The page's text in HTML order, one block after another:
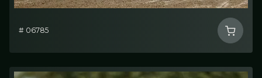
# 06785